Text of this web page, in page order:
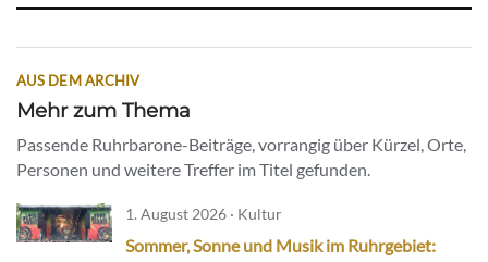
AUS DEM ARCHIV
Mehr zum Thema
Passende Ruhrbarone-Beiträge, vorrangig über Kürzel, Orte,
Personen und weitere Treffer im Titel gefunden.
1. August 2026 · Kultur
Sommer, Sonne und Musik im Ruhrgebiet: